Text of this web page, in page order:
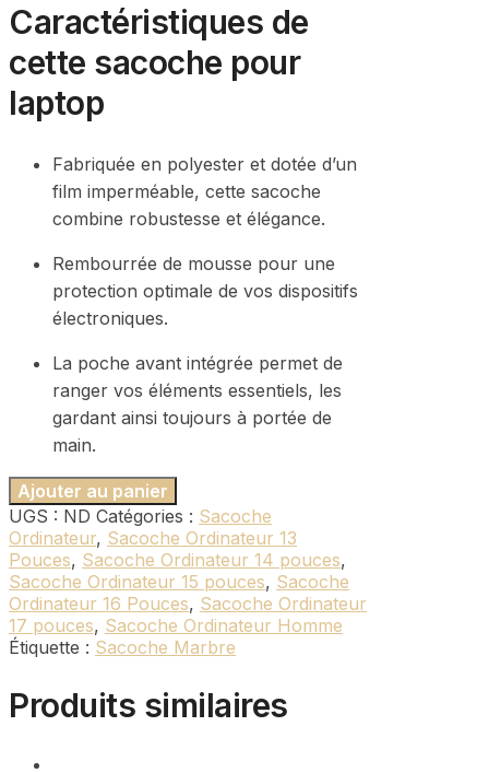
Caractéristiques de
cette sacoche pour
laptop
Fabriquée en polyester et dotée d’un
film imperméable, cette sacoche
combine robustesse et élégance.
Rembourrée de mousse pour une
protection optimale de vos dispositifs
électroniques.
La poche avant intégrée permet de
ranger vos éléments essentiels, les
gardant ainsi toujours à portée de
main.
Ajouter au panier
UGS : ND Catégories : Sacoche
Ordinateur, Sacoche Ordinateur 13
Pouces, Sacoche Ordinateur 14 pouces,
Sacoche Ordinateur 15 pouces, Sacoche
Ordinateur 16 Pouces, Sacoche Ordinateur
17 pouces, Sacoche Ordinateur Homme
Étiquette : Sacoche Marbre
Produits similaires